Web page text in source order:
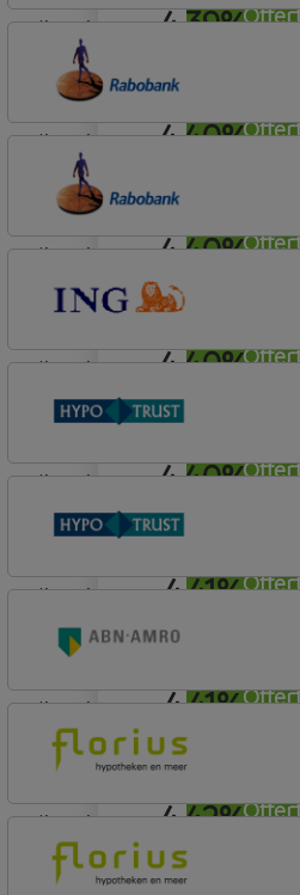
4,39%
lineair
4,40%
Florius
Profijt twaalf
lineair
4,40%
Rabobank Spaarbank
Plusvoorwaarden (Incl.
lineair
4,40%
Basisvoorwaarden (incl
lineair
4,40%
Basistarief
lineair
4,41%
Elan Plus
lineair
4,41%
Elan Plus
lineair
4,42%
ABN AMRO Bank
Woning
lineair
Florius
Profijt drie + drie